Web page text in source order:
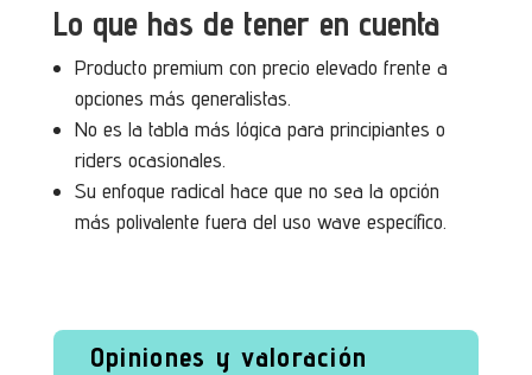
Lo que has de tener en cuenta
Producto premium con precio elevado frente a
opciones más generalistas.
No es la tabla más lógica para principiantes o
riders ocasionales.
Su enfoque radical hace que no sea la opción
más polivalente fuera del uso wave específico.
Opiniones y valoración